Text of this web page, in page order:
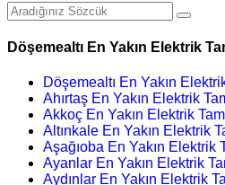
Döşemealtı En Yakın Elektrik
Döşemealtı En Yakın
Ahırtaş En Yakın Elektrik
Akkoç En Yakın Elektrik
Altınkale En Yakın Elektrik
Aşağıoba En Yakın Elektrik
Ayanlar En Yakın Elektrik
Aydınlar En Yakın Elektrik